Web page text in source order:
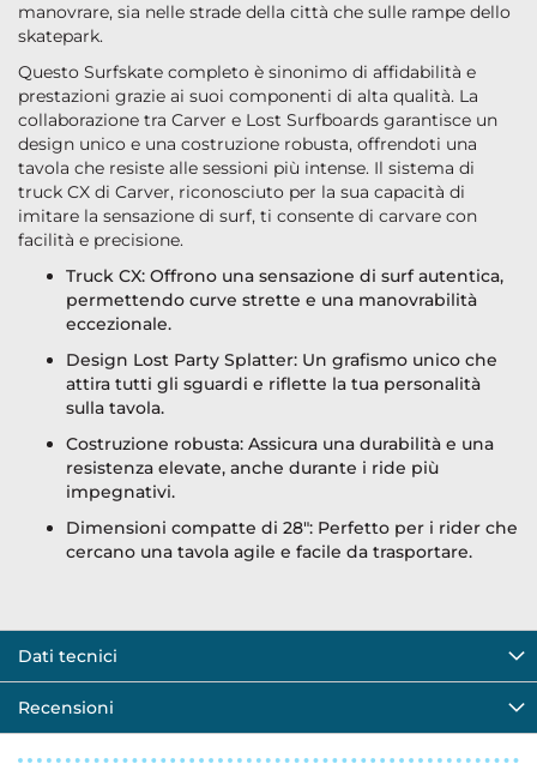
manovrare, sia nelle strade della città che sulle rampe dello
skatepark.
Questo Surfskate completo è sinonimo di affidabilità e
prestazioni grazie ai suoi componenti di alta qualità. La
collaborazione tra Carver e Lost Surfboards garantisce un
design unico e una costruzione robusta, offrendoti una
tavola che resiste alle sessioni più intense. Il sistema di
truck CX di Carver, riconosciuto per la sua capacità di
imitare la sensazione di surf, ti consente di carvare con
facilità e precisione.
Truck CX: Offrono una sensazione di surf autentica,
permettendo curve strette e una manovrabilità
eccezionale.
Design Lost Party Splatter: Un grafismo unico che
attira tutti gli sguardi e riflette la tua personalità
sulla tavola.
Costruzione robusta: Assicura una durabilità e una
resistenza elevate, anche durante i ride più
impegnativi.
Dimensioni compatte di 28": Perfetto per i rider che
cercano una tavola agile e facile da trasportare.
Dati tecnici
Recensioni